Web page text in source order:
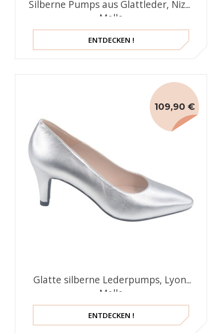
Silberne Pumps aus Glattleder, Niza,
Mella
ENTDECKEN !
Glatte silberne Lederpumps, Lyon,
Mella
109,90 €
ENTDECKEN !